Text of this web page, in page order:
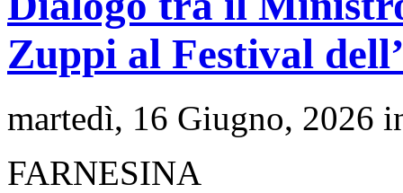
Zuppi al Festival
martedì, 16 Giugno, 2026
FARNESINA